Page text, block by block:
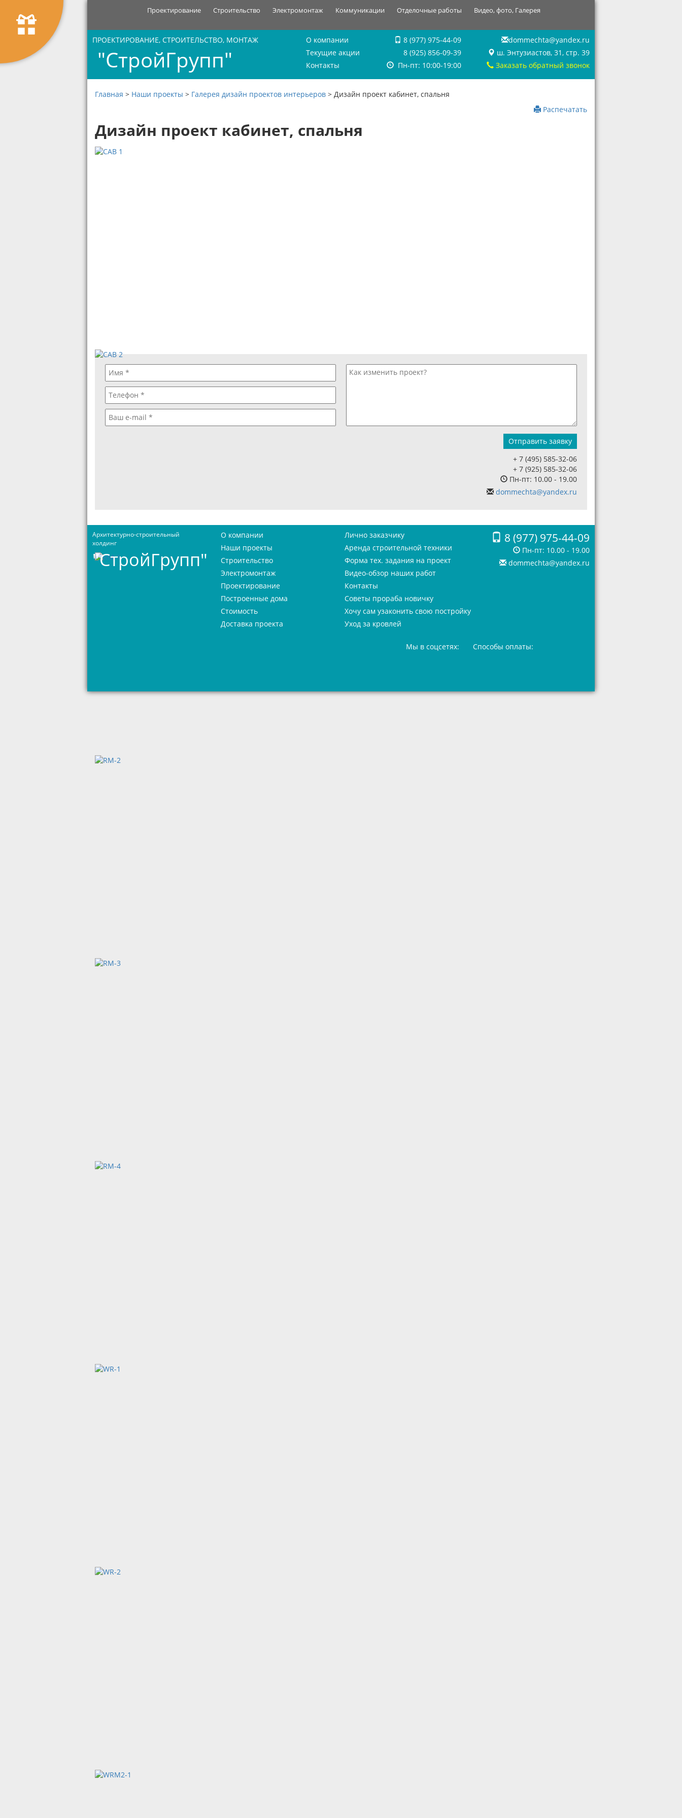
Проектирование Строительство Электромонтаж Коммуникации Отделочные работы Видео, фото, Галерея
ПРОЕКТИРОВАНИЕ, СТРОИТЕЛЬСТВО, МОНТАЖ
"СтройГрупп"
О компании
Текущие акции
Контакты
8 (977) 975-44-09
8 (925) 856-09-39
Пн-пт: 10:00-19:00
dommechta@yandex.ru
ш. Энтузиастов, 31, стр. 39
Заказать обратный звонок
Главная > Наши проекты > Галерея дизайн проектов интерьеров > Дизайн проект кабинет, спальня
Распечатать
Дизайн проект кабинет, спальня
+ 7 (495) 585-32-06
+ 7 (925) 585-32-06
Пн-пт: 10.00 - 19.00
dommechta@yandex.ru
Архитектурно-строительный
холдинг
"СтройГрупп"
О компании
Наши проекты
Строительство
Электромонтаж
Проектирование
Построенные дома
Стоимость
Доставка проекта
Лично заказчику
Аренда строительной техники
Форма тех. задания на проект
Видео-обзор наших работ
Контакты
Советы прораба новичку
Хочу сам узаконить свою постройку
Уход за кровлей
8 (977) 975-44-09
Пн-пт: 10.00 - 19.00
dommechta@yandex.ru
Мы в соцсетях: Способы оплаты: